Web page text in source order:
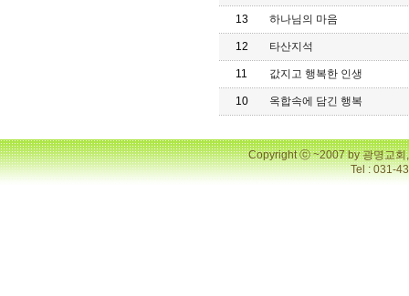
13 하나님의 마음
12 타산지석
11 값지고 행복한 인생
10 옥합속에 담긴 행복
Copyright ⓒ ~2007 by 광명교
Tel : 031-